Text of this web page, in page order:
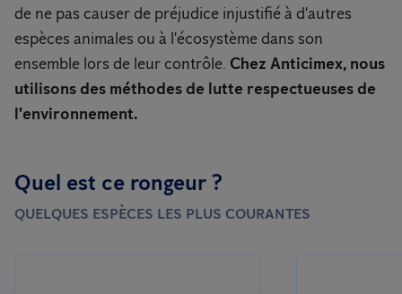
de ne pas causer de préjudice injustifié à d'autres
espèces animales ou à l'écosystème dans son
ensemble lors de leur contrôle. Chez Anticimex, nous
utilisons des méthodes de lutte respectueuses de
l'environnement.
Quel est ce rongeur ?
QUELQUES ESPÈCES LES PLUS COURANTES